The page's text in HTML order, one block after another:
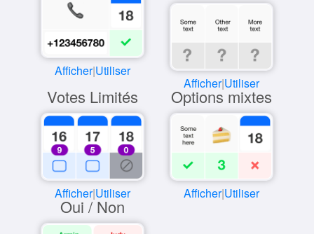
Afficher|Utiliser
Afficher|Utiliser
Votes Limités
Afficher|Utiliser
Options mixtes
Afficher|Utiliser
Oui / Non